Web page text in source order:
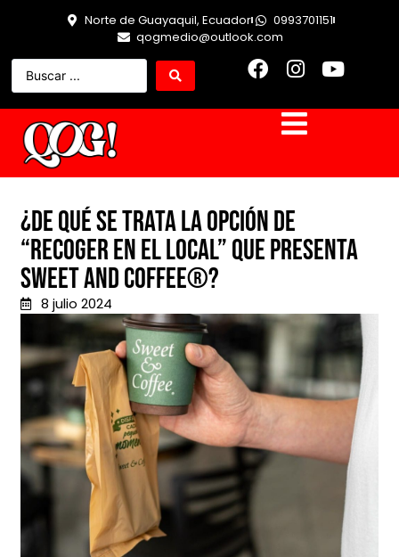
Norte de Guayaquil, Ecuador
0993701151
qogmedio@outlook.com
¿De qué se trata la opción de
“Recoger en el Local” que presenta
Sweet and Coffee®?
8 julio 2024